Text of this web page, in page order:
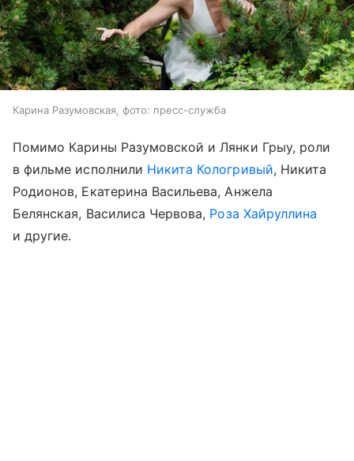
Карина Разумовская, фото: пресс-служба
Помимо Карины Разумовской и Лянки Грыу, роли
в фильме исполнили Никита Кологривый, Никита
Родионов, Екатерина Васильева, Анжела
Белянская, Василиса Червова, Роза Хайруллина
и другие.